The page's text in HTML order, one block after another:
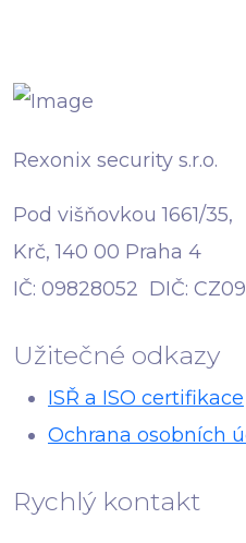
Rexonix security s.r.o.
Pod višňovkou 1661/35,
Krč, 140 00 Praha 4
IČ: 09828052 DIČ:
Užitečné odkazy
ISŘ a ISO certifikace
Ochrana osobních
Rychlý kontakt